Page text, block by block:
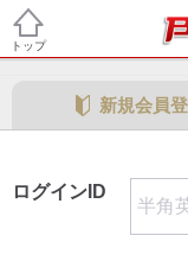
トップ
新規会員
ログインID